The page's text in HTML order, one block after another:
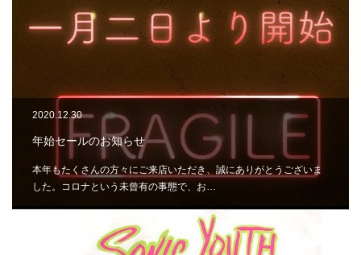
2020.12.30
年始セールのお知らせ
本年もたくさんの方々にご来店いただき、誠にありがとうございま
した。コロナという未曾有の事態で、お…